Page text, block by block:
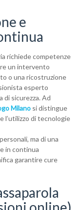
e
richiede competenze
un intervento
o una ricostruzione
esperto
di sicurezza. Ad
Milano si distingue
l’utilizzo di tecnologie
ma di una
in continua
garantire cure